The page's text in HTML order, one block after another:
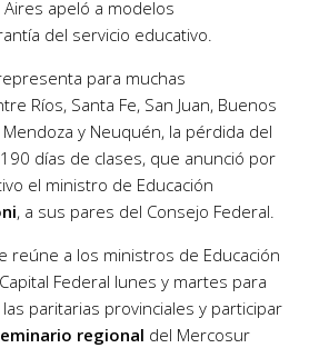
apeló a modelos
del servicio educativo.
para muchas
Ríos, Santa Fe, San Juan, Buenos
y Neuquén, la pérdida del
días de clases, que anunció por
el ministro de Educación
, a sus pares del Consejo Federal.
reúne a los ministros de Educación
Federal lunes y martes para
paritarias provinciales y participar
regional del Mercosur